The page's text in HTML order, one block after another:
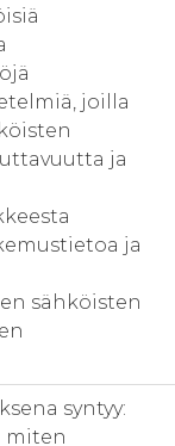
joilla
ja
ja
sähköisten
syntyy:
miten